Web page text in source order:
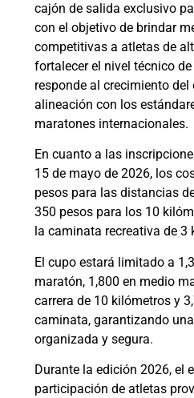
cajón de salida exclusivo
con el objetivo de brindar
competitivas a atletas de
fortalecer el nivel técnico
responde al crecimiento del
alineación con los
maratones internacionales.
En cuanto a las
15 de mayo de 2026, los
pesos para las distancias
350 pesos para los 10
la caminata recreativa de 3
El cupo estará limitado a
maratón, 1,800 en medio
carrera de 10 kilómetros y
caminata, garantizando
organizada y segura.
Durante la edición 2026, el
participación de atletas